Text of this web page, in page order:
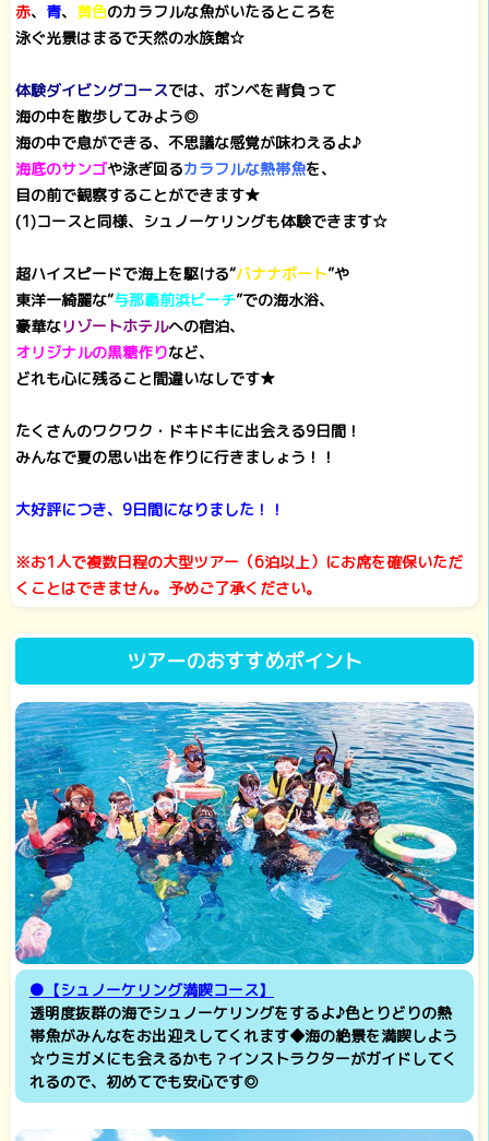
赤、 青、 黄色のカラフルな魚がいたるところを
泳ぐ光景はまるで天然の水族館☆
体験ダイビングコースでは、ボンベを背負って
海の中を散歩してみよう◎
海の中で息ができる、不思議な感覚が味わえるよ♪
海底のサンゴや泳ぎ回るカラフルな熱帯魚を、
目の前で観察することができます★
(1)コースと同様、シュノーケリングも体験できます☆
超ハイスピードで海上を駆ける“バナナボート”や
東洋一綺麗な“与那覇前浜ビーチ”での海水浴、
豪華なリゾートホテルへの宿泊、
オリジナルの黒糖作りなど、
どれも心に残ること間違いなしです★
たくさんのワクワク・ドキドキに出会える9日間！
みんなで夏の思い出を作りに行きましょう！！
大好評につき、9日間になりました！！
※お1人で複数日程の大型ツアー（6泊以上）にお席を確保いただ
くことはできません。予めご了承ください。
ツアーのおすすめポイント
●【シュノーケリング満喫コース】
透明度抜群の海でシュノーケリングをするよ♪色とりどりの熱
帯魚がみんなをお出迎えしてくれます◆海の絶景を満喫しよう
☆ウミガメにも会えるかも？インストラクターがガイドしてく
れるので、初めてでも安心です◎